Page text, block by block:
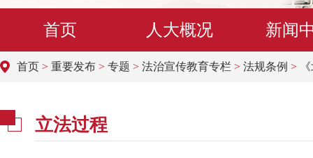
首页 人大概况 新闻
首页 > 重要发布 > 专题 > 法治宣传教育专栏 > 法规条例 >
立法过程